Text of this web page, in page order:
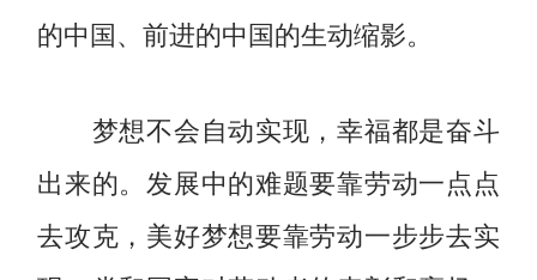
的中国、前进的中国的生动缩影。
梦想不会自动实现，幸福都是奋斗
出来的。发展中的难题要靠劳动一点点
去攻克，美好梦想要靠劳动一步步去实